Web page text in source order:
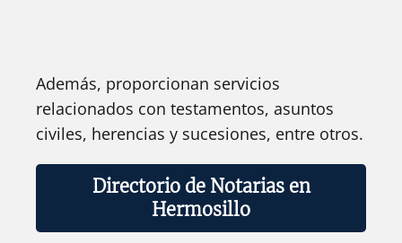
Además, proporcionan servicios
relacionados con testamentos, asuntos
civiles, herencias y sucesiones, entre otros.
Directorio de Notarias en
Hermosillo